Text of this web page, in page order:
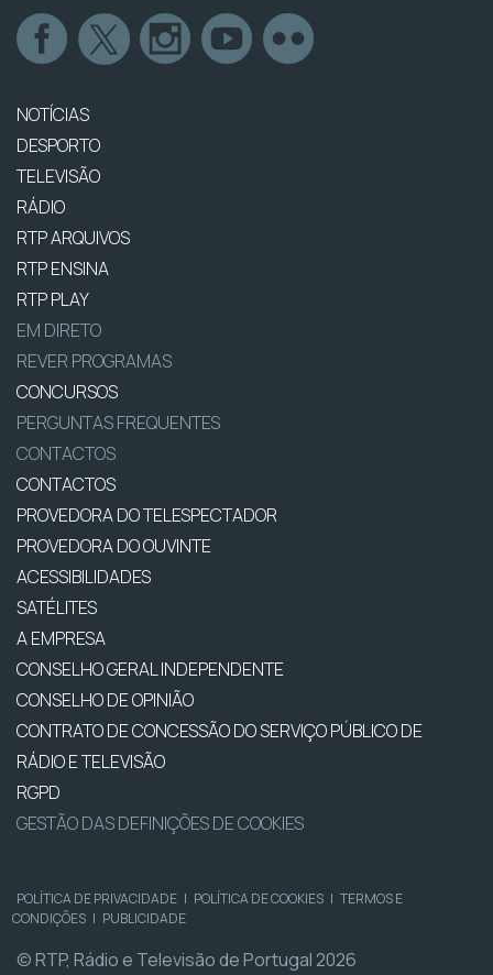
NOTÍCIAS
DESPORTO
TELEVISÃO
RÁDIO
RTP ARQUIVOS
RTP ENSINA
RTP PLAY
EM DIRETO
REVER PROGRAMAS
CONCURSOS
PERGUNTAS FREQUENTES
CONTACTOS
CONTACTOS
PROVEDORA DO TELESPECTADOR
PROVEDORA DO OUVINTE
ACESSIBILIDADES
SATÉLITES
A EMPRESA
CONSELHO GERAL INDEPENDENTE
CONSELHO DE OPINIÃO
CONTRATO DE CONCESSÃO DO SERVIÇO PÚBLICO DE
RÁDIO E TELEVISÃO
RGPD
GESTÃO DAS DEFINIÇÕES DE COOKIES
POLÍTICA DE PRIVACIDADE | POLÍTICA DE COOKIES | TERMOS E
CONDIÇÕES | PUBLICIDADE
© RTP, Rádio e Televisão de Portugal 2026